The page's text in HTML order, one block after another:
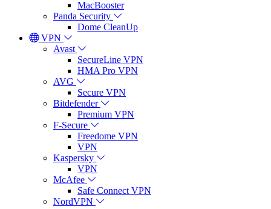
MacBooster
Panda Security
Dome CleanUp
VPN
Avast
SecureLine VPN
HMA Pro VPN
AVG
Secure VPN
Bitdefender
Premium VPN
F-Secure
Freedome VPN
VPN
Kaspersky
VPN
McAfee
Safe Connect VPN
NordVPN